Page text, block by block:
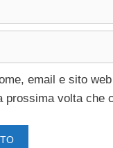
email e sito
prossima volta che